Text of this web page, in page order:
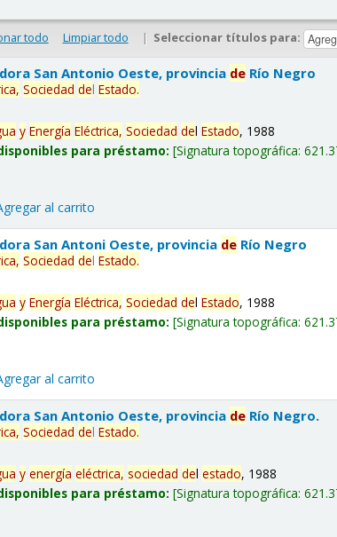
todo Limpiar todo | Seleccionar títulos para:
San Antonio Oeste, provincia de Río Negro
Sociedad delEstado.
y Energía Eléctrica, Sociedad delEstado, 1988
para préstamo: Signatura topográfica:
al carrito
San Antoni Oeste, provincia de Río Negro
Sociedad delEstado.
y Energía Eléctrica, Sociedad delEstado, 1988
para préstamo: Signatura topográfica:
al carrito
San Antonio Oeste, provincia de Río Negro.
Sociedad delEstado.
y energía eléctrica, sociedad delestado, 1988
para préstamo: Signatura topográfica: